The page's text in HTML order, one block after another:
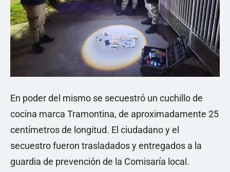
En poder del mismo se secuestró un cuchillo de
cocina marca Tramontina, de aproximadamente 25
centímetros de longitud. El ciudadano y el
secuestro fueron trasladados y entregados a la
guardia de prevención de la Comisaría local.